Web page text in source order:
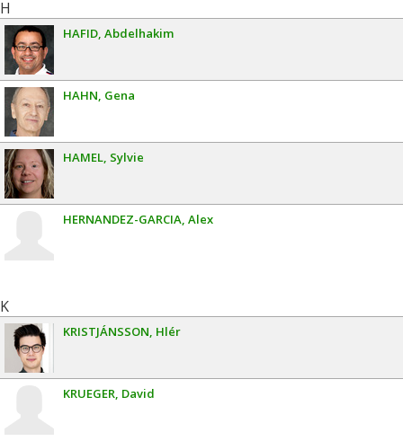
H
HAFID Abdelhakim
HAHN Gena
HAMEL Sylvie
HERNANDEZ-GARCIA Alex
K
KRISTJÁNSSON Hlér
KRUEGER David